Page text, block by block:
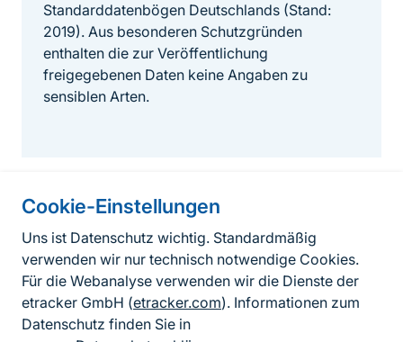
Cookie-Einstellungen
Uns ist Datenschutz wichtig. Standardmäßig
verwenden wir nur technisch notwendige Cookies.
Für die Webanalyse verwenden wir die Dienste der
etracker GmbH (etracker.com). Informationen zum
Datenschutz finden Sie in
Standarddatenbögen Deutschlands (Stand:
2019). Aus besonderen Schutzgründen
enthalten die zur Veröffentlichung
freigegebenen Daten keine Angaben zu
sensiblen Arten.
Informationen zur Seite
FußzeileKontakt zum BfN
Kontaktformular
Erklärung zur Barrierefreiheit